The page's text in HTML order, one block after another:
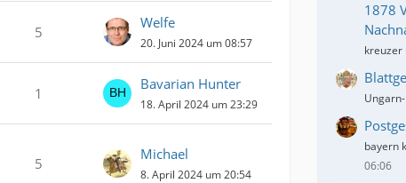
5
Welfe
20. Juni 2024 um 08:57
1
Bavarian Hunter
18. April 2024 um 23:29
5
Michael
8. April 2024 um 20:54
1878
kreuzer
bayern
06:06